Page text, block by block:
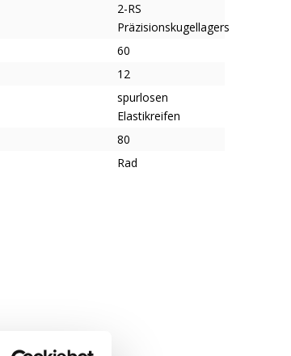
2-RS
Präzisionskugellagers
60
12
spurlosen
Elastikreifen
80
Rad